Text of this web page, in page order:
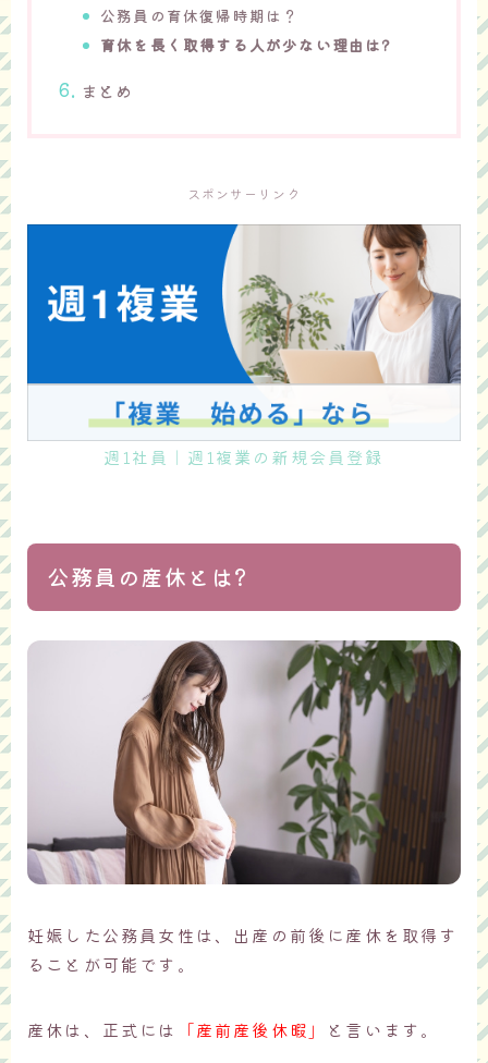
公務員の育休復帰時期は？
育休を長く取得する人が少ない理由は?
まとめ
スポンサーリンク
週1社員｜週1複業の新規会員登録
公務員の産休とは?
妊娠した公務員女性は、出産の前後に産休を取得す
ることが可能です。
産休は、正式には 「産前産後休暇」 と言います。